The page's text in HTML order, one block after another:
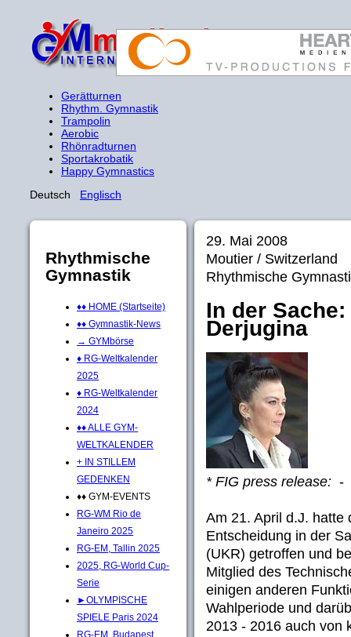
Gerätturnen
Rhythm. Gymnastik
Trampolin
Aerobic
Rhönradturnen
Sportakrobatik
Happy Gymnastics
Deutsch Englisch
Rhythmische
Gymnastik
♦♦ HOME (Startseite)
♦♦ Gymnastik-News
→ GYMbörse
♦ RG-Weltkalender
2025
♦ RG-Weltkalender
2024
♦♦ ALLE GYM-
WELTKALENDER
+ IN STILLEM
GEDENKEN
♦♦ GYM-EVENTS
RG-WM Rio de
Janeiro 2025
RG-EM, Tallin 2025
2025, RG-World Cup-
Serie
►OLYMPISCHE
SPIELE Paris 2024
RG-EM, Budapest
29. Mai 2008
Moutier / Switzerland
Rhythmische
In der
Derjugina
* FIG press release: -
Am 21. April d.J. hatte
Entscheidung in der
(UKR) getroffen und
Mitglied des
einigen anderen
Wahlperiode und
2013 - 2016 auch von